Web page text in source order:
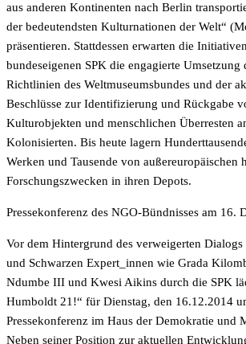
aus anderen Kontinenten nach Berlin
der bedeutendsten Kulturnationen der Welt“
präsentieren. Stattdessen erwarten die
bundeseigenen SPK die engagierte Umsetzung
Richtlinien des Weltmuseumsbundes und der
Beschlüsse zur Identifizierung und Rückgabe
Kulturobjekten und menschlichen Überresten
Kolonisierten. Bis heute lagern
Werken und Tausende von außereuropäischen
Forschungszwecken in ihren Depots.
Pressekonferenz des NGO-Bündnisses am 16.
Vor dem Hintergrund des verweigerten
und Schwarzen Expert_innen wie Grada
Ndumbe III und Kwesi Aikins durch die SPK
Humboldt 21!“ für Dienstag, den 16.12.2014
Pressekonferenz im Haus der Demokratie und
Neben seiner Position zur aktuellen